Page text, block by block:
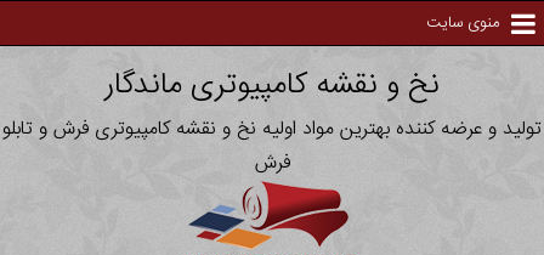
منوی سایت
نخ و نقشه کامپیوتری ماندگار
تولید و عرضه کننده بهترین مواد اولیه نخ و نقشه کامپیوتری فرش و تابلو
فرش